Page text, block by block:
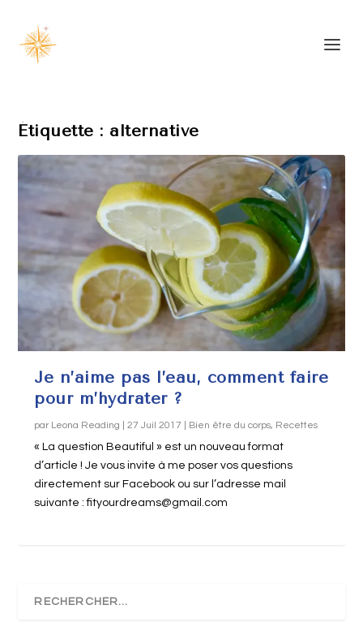
Étiquette : alternative
Je n’aime pas l’eau, comment faire
pour m’hydrater ?
par Leona Reading |27 Juil 2017 Bien être du corps, Recettes
« La question Beautiful » est un nouveau format
d’article ! Je vous invite à me poser vos questions
directement sur Facebook ou sur l’adresse mail
suivante : fityourdreams@gmail.com